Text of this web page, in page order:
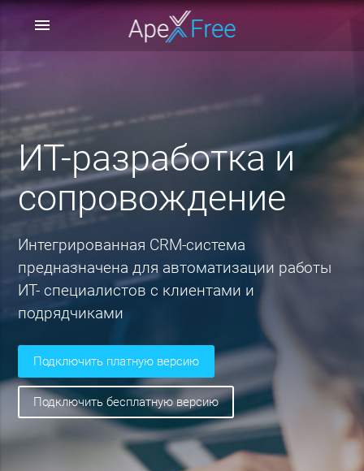
menu
ИТ-разработка и
сопровождение
Интегрированная СRM-система
предназначена для автоматизации работы
ИТ- специалистов с клиентами и
подрядчиками
подключить платную версию
подключить бесплатную версию